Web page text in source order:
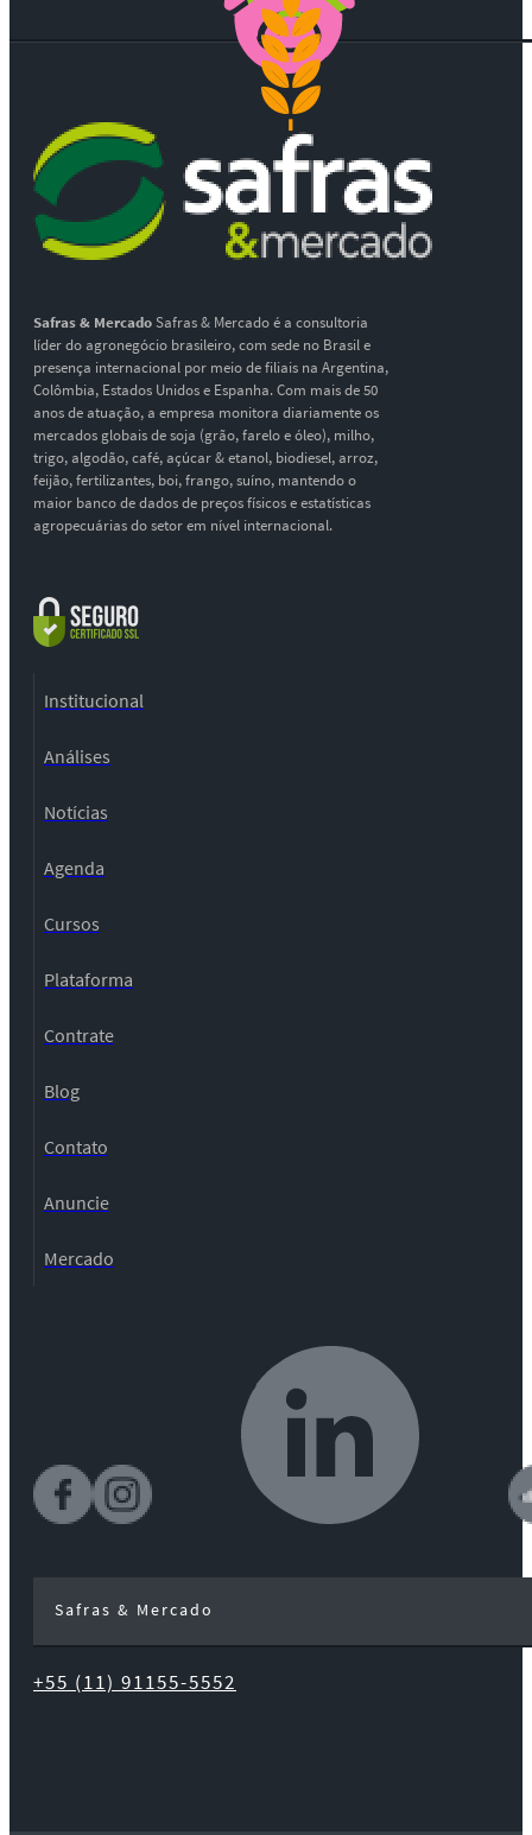
Safras & MercadoSafras & Mercado é a consultoria
líder do agronegócio brasileiro, com sede no Brasil e
presença internacional por meio de filiais na Argentina,
Colômbia, Estados Unidos e Espanha. Com mais de 50
anos de atuação, a empresa monitora diariamente os
mercados globais de soja (grão, farelo e óleo), milho,
trigo, algodão, café, açúcar & etanol, biodiesel, arroz,
feijão, fertilizantes, boi, frango, suíno, mantendo o
maior banco de dados de preços físicos e estatísticas
agropecuárias do setor em nível internacional.
Institucional
Análises
Notícias
Agenda
Cursos
Plataforma
Contrate
Blog
Contato
Anuncie
Mercado
Safras & Mercado
+55 (11) 91155-5552